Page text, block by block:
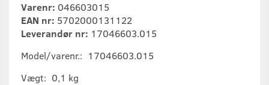
Varenr: 046603015
EAN nr: 5702000131122
Leverandør nr: 17046603.015
Model/varenr.: 17046603.015
Vægt: 0,1 kg